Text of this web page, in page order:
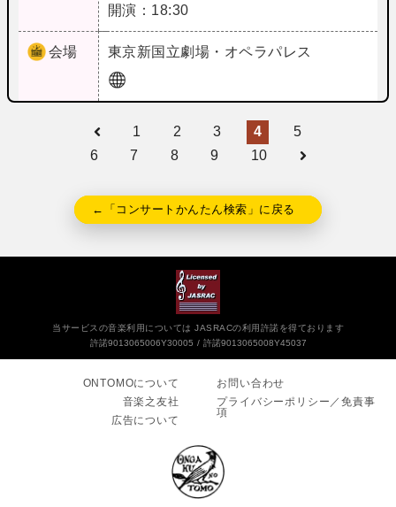
開演：18:30
会場 東京新国立劇場・オペラパレス
1 2 3 4
5
6
7 8 9 10
←「コンサートかんたん検索」に戻る
当サービスの音楽利用については JASRACの利用許諾を得ております
許諾9013065006Y30005
許諾9013065008Y45037
ONTOMOについて
音楽之友社
広告について
お問い合わせ
プライバシーポリシー／免責事
項